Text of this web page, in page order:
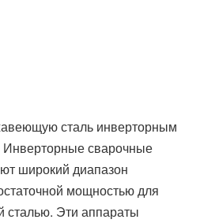
сталь инверторным
сварочные
широкий диапазон
мощностью для
Эти аппараты